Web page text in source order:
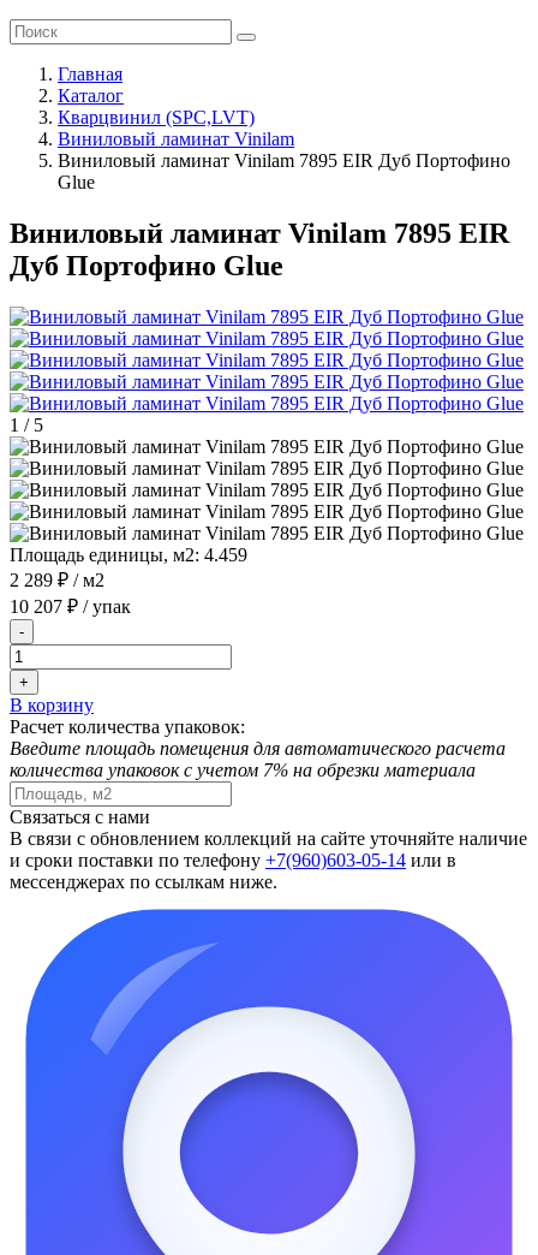
Главная
Каталог
Кварцвинил (SPC,LVT)
Виниловый ламинат Vinilam
Виниловый ламинат Vinilam 7895 EIR Дуб Портофино
Glue
Виниловый ламинат Vinilam 7895 EIR
Дуб Портофино Glue
1 / 5
Площадь единицы, м2: 4.459
2 289 ₽ / м2
10 207 ₽ / упак
-
+
В корзину
Расчет количества упаковок:
Введите площадь помещения для автоматического расчета
количества упаковок с учетом 7% на обрезки материала
Связаться с нами
В связи с обновлением коллекций на сайте уточняйте наличие
и сроки поставки по телефону +7(960)603-05-14 или в
мессенджерах по ссылкам ниже.